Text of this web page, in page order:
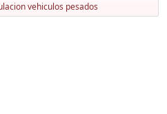
vehiculos pesados